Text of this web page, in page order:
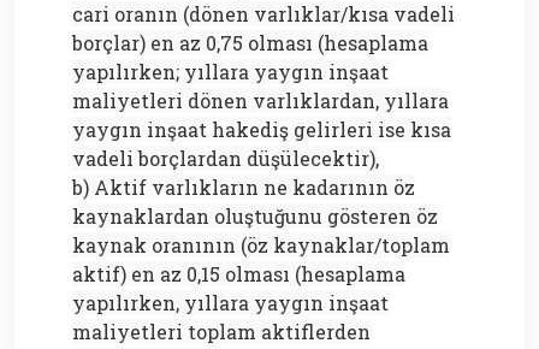
cari oranın (dönen varlıklar/kısa vadeli
borçlar) en az 0,75 olması (hesaplama
yapılırken; yıllara yaygın inşaat
maliyetleri dönen varlıklardan, yıllara
yaygın inşaat hakediş gelirleri ise kısa
vadeli borçlardan düşülecektir),
b) Aktif varlıkların ne kadarının öz
kaynaklardan oluştuğunu gösteren öz
kaynak oranının (öz kaynaklar/toplam
aktif) en az 0,15 olması (hesaplama
yapılırken, yıllara yaygın inşaat
maliyetleri toplam aktiflerden